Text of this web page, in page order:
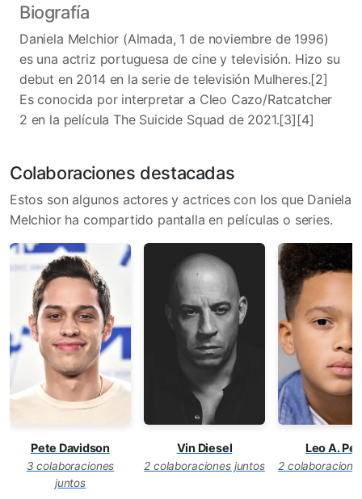
Biografía
Daniela Melchior (Almada, 1 de noviembre de 1996)
es una actriz portuguesa de cine y televisión.​ Hizo su
debut en 2014 en la serie de televisión Mulheres.[2]​
Es conocida por interpretar a Cleo Cazo/Ratcatcher
2 en la película The Suicide Squad de 2021.[3]​[4]​
Colaboraciones destacadas
Estos son algunos actores y actrices con los que Daniela
Melchior ha compartido pantalla en películas o series.
Pete Davidson
3 colaboraciones
juntos
Vin Diesel
2 colaboraciones juntos
Leo A.
2